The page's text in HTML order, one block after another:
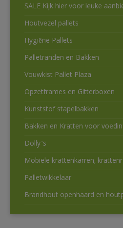
SALE Kijk hier voor leuke
Houtvezel pallets
Hygiëne Pallets
Palletranden en Bakken
Vouwkist Pallet Plaza
Opzetframes en Gitterboxen
Kunststof stapelbakken
Bakken en Kratten voor
Dolly’s
Mobiele krattenkarren,
Palletwikkelaar
Brandhout openhaard en